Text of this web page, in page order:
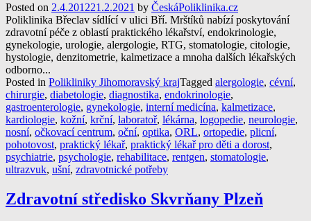
Posted on 2.4.201221.2.2021 by ČeskáPoliklinika.cz
Poliklinika Břeclav sídlící v ulici Bří. Mrštíků nabízí poskytování
zdravotní péče z oblastí praktického lékařství, endokrinologie,
gynekologie, urologie, alergologie, RTG, stomatologie, citologie,
hystologie, denzitometrie, kalmetizace a mnoha dalších lékařských
odborno...
Posted in Polikliniky Jihomoravský krajTagged alergologie, cévní,
chirurgie, diabetologie, diagnostika, endokrinologie,
gastroenterologie, gynekologie, interní medicína, kalmetizace,
kardiologie, kožní, krční, laboratoř, lékárna, logopedie, neurologie,
nosní, očkovací centrum, oční, optika, ORL, ortopedie, plicní,
pohotovost, praktický lékař, praktický lékař pro děti a dorost,
psychiatrie, psychologie, rehabilitace, rentgen, stomatologie,
ultrazvuk, ušní, zdravotnické potřeby
Zdravotní středisko Skvrňany Plzeň